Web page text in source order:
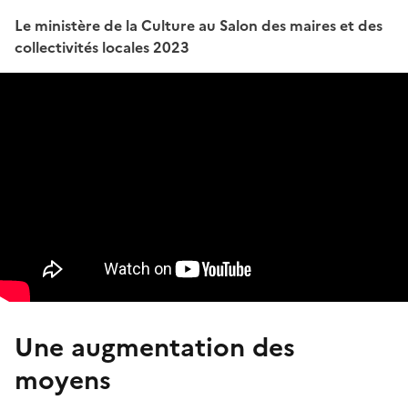
Le ministère de la Culture au Salon des maires et des
collectivités locales 2023
Une augmentation des
moyens